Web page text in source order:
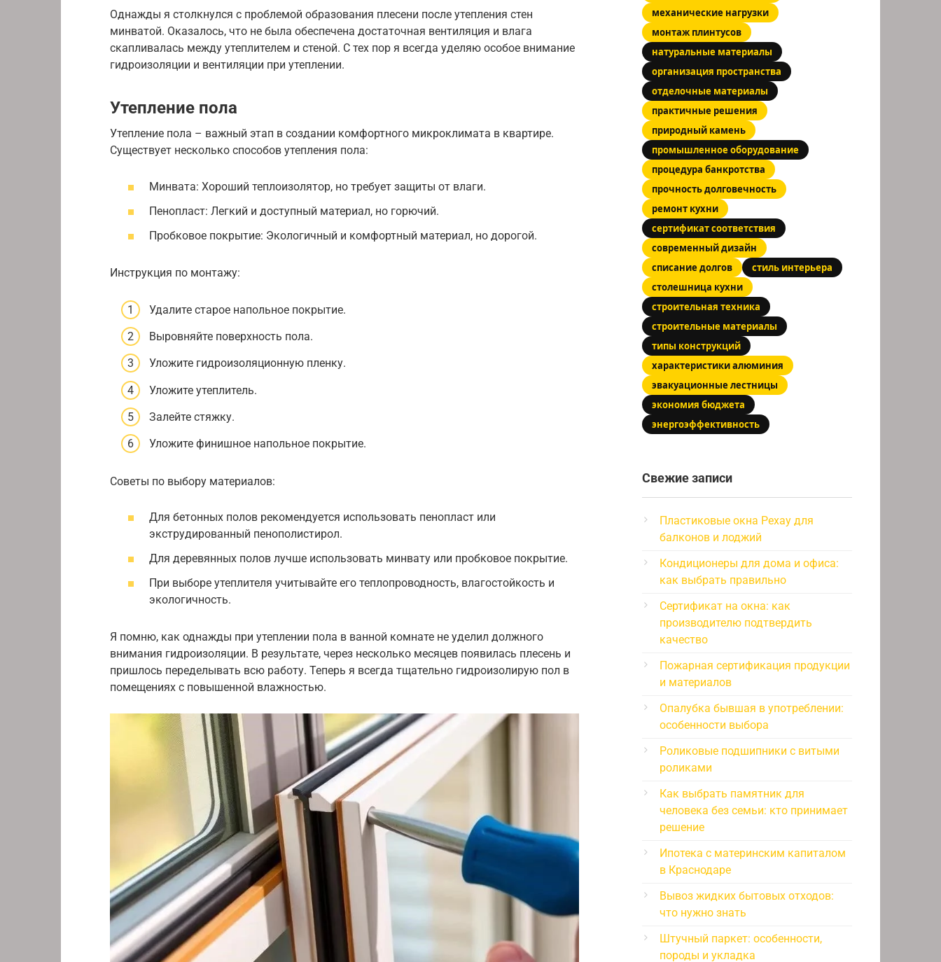
Однажды я столкнулся с проблемой образования плесени после утепления стен
минватой. Оказалось, что не была обеспечена достаточная вентиляция и влага
скапливалась между утеплителем и стеной. С тех пор я всегда уделяю особое внимание
гидроизоляции и вентиляции при утеплении.
Утепление пола
Утепление пола – важный этап в создании комфортного микроклимата в квартире.
Существует несколько способов утепления пола:
Минвата: Хороший теплоизолятор, но требует защиты от влаги.
Пенопласт: Легкий и доступный материал, но горючий.
Пробковое покрытие: Экологичный и комфортный материал, но дорогой.
Инструкция по монтажу:
Удалите старое напольное покрытие.
Выровняйте поверхность пола.
Уложите гидроизоляционную пленку.
Уложите утеплитель.
Залейте стяжку.
Уложите финишное напольное покрытие.
Советы по выбору материалов:
Для бетонных полов рекомендуется использовать пенопласт или
экструдированный пенополистирол.
Для деревянных полов лучше использовать минвату или пробковое покрытие.
При выборе утеплителя учитывайте его теплопроводность, влагостойкость и
экологичность.
Я помню, как однажды при утеплении пола в ванной комнате не уделил должного
внимания гидроизоляции. В результате, через несколько месяцев появилась плесень и
пришлось переделывать всю работу. Теперь я всегда тщательно гидроизолирую пол в
помещениях с повышенной влажностью.
механические нагрузки
монтаж плинтусов
натуральные материалы
организация пространства
отделочные материалы
практичные решения
природный камень
промышленное оборудование
процедура банкротства
прочность долговечность
ремонт кухни
сертификат соответствия
современный дизайн
списание долгов
стиль интерьера
столешница кухни
строительная техника
строительные материалы
типы конструкций
характеристики алюминия
эвакуационные лестницы
экономия бюджета
энергоэффективность
Свежие записи
Пластиковые окна Рехау для
балконов и лоджий
Кондиционеры для дома и офиса:
как выбрать правильно
Сертификат на окна: как
производителю подтвердить
качество
Пожарная сертификация продукции
и материалов
Опалубка бывшая в употреблении:
особенности выбора
Роликовые подшипники с витыми
роликами
Как выбрать памятник для
человека без семьи: кто принимает
решение
Ипотека с материнским капиталом
в Краснодаре
Вывоз жидких бытовых отходов:
что нужно знать
Штучный паркет: особенности,
породы и укладка